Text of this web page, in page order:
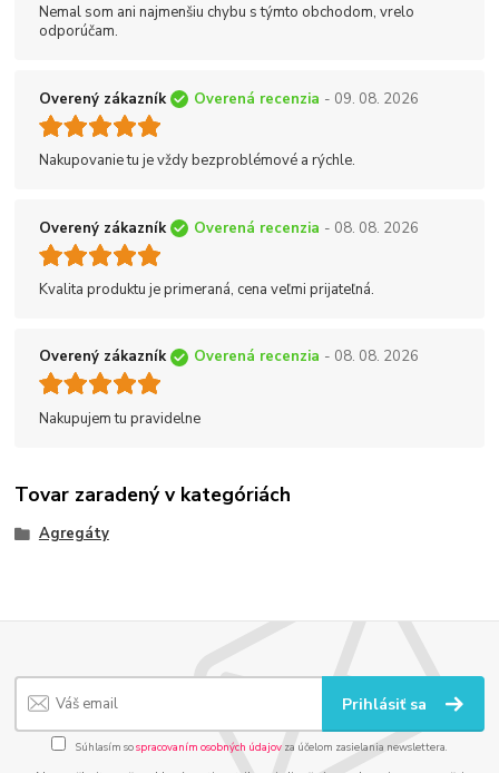
Nemal som ani najmenšiu chybu s týmto obchodom, vrelo
odporúčam.
Overený zákazník Overená recenzia - 09. 08. 2026
Nakupovanie tu je vždy bezproblémové a rýchle.
Overený zákazník Overená recenzia - 08. 08. 2026
Kvalita produktu je primeraná, cena veľmi prijateľná.
Overený zákazník Overená recenzia - 08. 08. 2026
Nakupujem tu pravidelne
Tovar zaradený v kategóriách
Agregáty
Prihlásiť sa
Súhlasím sospracovaním osobných údajov za účelom zasielania newslettera.